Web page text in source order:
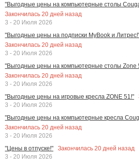
"Выгодные цены на компьютерные столы
Закончилась 20 дней назад
3 - 20 Июля 2026
"Выгодные цены на подписки MyBook и
Закончилась 20 дней назад
3 - 20 Июля 2026
"Выгодные цены на компьютерные столы Zone
Закончилась 20 дней назад
3 - 20 Июля 2026
"Выгодные цены на игровые кресла ZONE 51!"
3 - 20 Июля 2026
"Выгодные цены на компьютерные кресла
Закончилась 20 дней назад
3 - 20 Июля 2026
"Цены в отпуске!"
Закончилась 20 дней назад
3 - 20 Июля 2026